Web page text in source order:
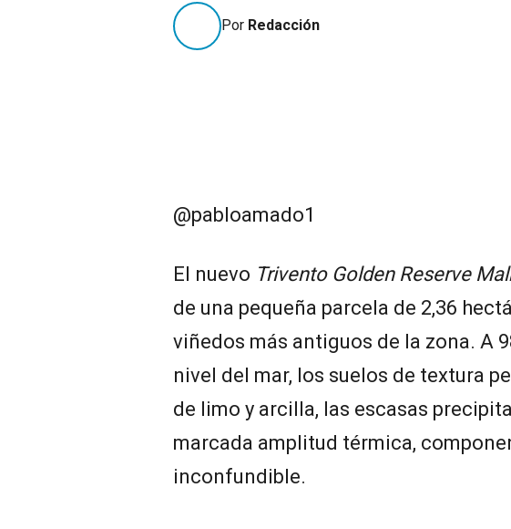
Por Redacción
@pabloamado1
El nuevo Trivento Golden Reserve
de una pequeña parcela de 2,36
viñedos más antiguos de la zona. A
nivel del mar, los suelos de textura
de limo y arcilla, las escasas
marcada amplitud térmica,
inconfundible.